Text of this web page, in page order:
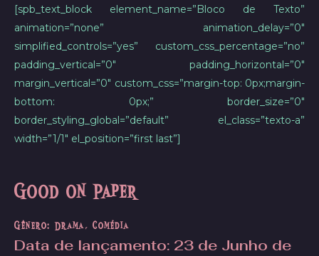
[spb_text_block element_name=”Bloco de Texto”
animation=”none” animation_delay=”0″
simplified_controls=”yes” custom_css_percentage=”no”
padding_vertical=”0″ padding_horizontal=”0″
margin_vertical=”0″ custom_css=”margin-top: 0px;margin-
bottom: 0px;” border_size=”0″
border_styling_global=”default” el_class=”texto-a”
width=”1/1″ el_position=”first last”]
Good on Paper
Gênero: Drama, Comédia
Data de lançamento: 23 de Junho de